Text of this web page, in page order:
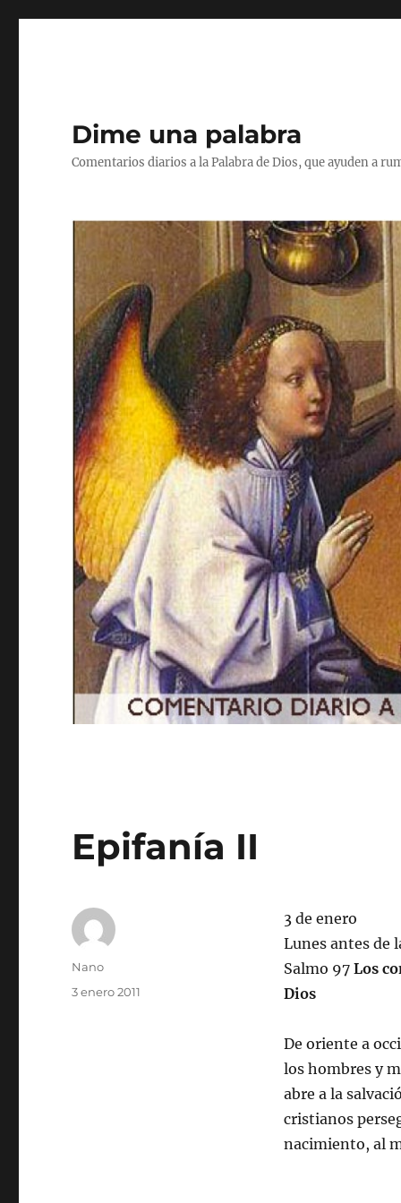
Dime una palabra
Comentarios diarios a la Palabra de Dios, que ayuden a
Epifanía II
3 de enero
Lunes antes de
Salmo 97 Los
Dios
De oriente a
los hombres y
abre a la
cristianos
nacimiento, al
Autor
Nano
Publicado
3 enero 2011